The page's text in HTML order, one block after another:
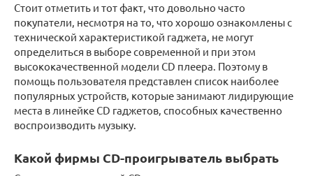
Стоит отметить и тот факт, что довольно часто
покупатели, несмотря на то, что хорошо ознакомлены с
технической характеристикой гаджета, не могут
определиться в выборе современной и при этом
высококачественной модели CD плеера. Поэтому в
помощь пользователя представлен список наиболее
популярных устройств, которые занимают лидирующие
места в линейке CD гаджетов, способных качественно
воспроизводить музыку.
Какой фирмы CD-проигрыватель выбрать